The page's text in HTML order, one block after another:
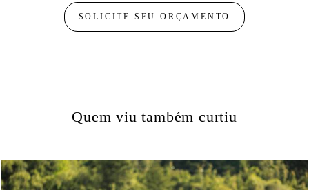
SOLICITE SEU ORÇAMENTO
Quem viu também curtiu